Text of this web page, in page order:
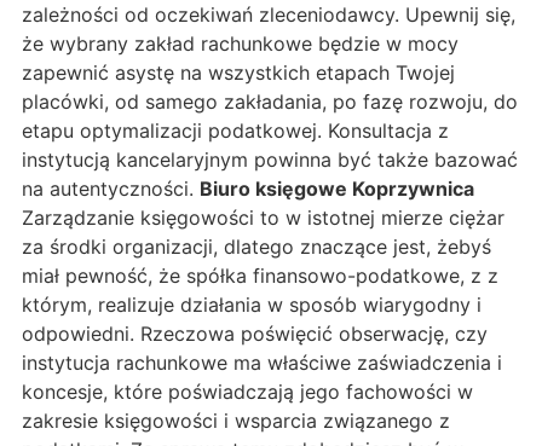
zależności od oczekiwań zleceniodawcy. Upewnij się,
że wybrany zakład rachunkowe będzie w mocy
zapewnić asystę na wszystkich etapach Twojej
placówki, od samego zakładania, po fazę rozwoju, do
etapu optymalizacji podatkowej. Konsultacja z
instytucją kancelaryjnym powinna być także bazować
na autentyczności. Biuro księgowe Koprzywnica
Zarządzanie księgowości to w istotnej mierze ciężar
za środki organizacji, dlatego znaczące jest, żebyś
miał pewność, że spółka finansowo-podatkowe, z z
którym, realizuje działania w sposób wiarygodny i
odpowiedni. Rzeczowa poświęcić obserwację, czy
instytucja rachunkowe ma właściwe zaświadczenia i
koncesje, które poświadczają jego fachowości w
zakresie księgowości i wsparcia związanego z